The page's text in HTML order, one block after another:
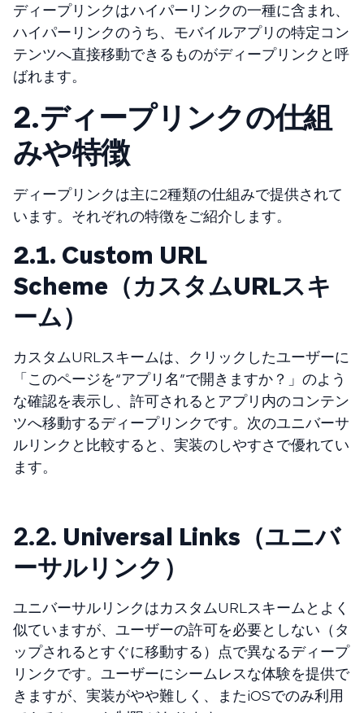
ディープリンクはハイパーリンクの一種に含まれ、
ハイパーリンクのうち、モバイルアプリの特定コン
テンツへ直接移動できるものがディープリンクと呼
ばれます。
2.ディープリンクの仕組
みや特徴
ディープリンクは主に2種類の仕組みで提供されて
います。それぞれの特徴をご紹介します。
2.1. Custom URL
Scheme（カスタムURLスキ
ーム）
カスタムURLスキームは、クリックしたユーザーに
「このページを“アプリ名”で開きますか？」のよう
な確認を表示し、許可されるとアプリ内のコンテン
ツへ移動するディープリンクです。次のユニバーサ
ルリンクと比較すると、実装のしやすさで優れてい
ます。
2.2. Universal Links（ユニバ
ーサルリンク）
ユニバーサルリンクはカスタムURLスキームとよく
似ていますが、ユーザーの許可を必要としない（タ
ップされるとすぐに移動する）点で異なるディープ
リンクです。ユーザーにシームレスな体験を提供で
きますが、実装がやや難しく、またiOSでのみ利用